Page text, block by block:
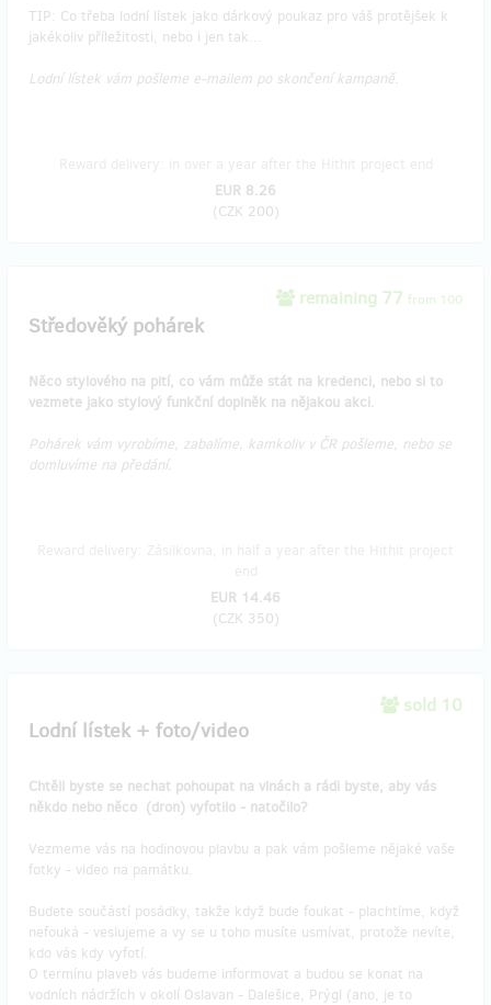
TIP: Co třeba lodní lístek jako dárkový poukaz pro váš protějšek k
jakékoliv příležitosti, nebo i jen tak...
Lodní lístek vám pošleme e-mailem po skončení kampaně.
EUR 8.26
(CZK 200)
remaining 77 from 100
Středověký pohárek
Něco stylového na pití, co vám může stát na kredenci, nebo si to
vezmete jako stylový funkční doplněk na nějakou akci.
Pohárek vám vyrobíme, zabalíme, kamkoliv v ČR pošleme, nebo se
domluvíme na předání.
EUR 14.46
(CZK 350)
sold 10
Lodní lístek + foto/video
Chtěli byste se nechat pohoupat na vlnách a rádi byste, aby vás
někdo nebo něco (dron) vyfotilo - natočilo?
Vezmeme vás na hodinovou plavbu a pak vám pošleme nějaké vaše
fotky - video na památku.
Budete součástí posádky, takže když bude foukat - plachtíme, když
nefouká - veslujeme a vy se u toho musíte usmívat, protože nevíte,
kdo vás kdy vyfotí.
O termínu plaveb vás budeme informovat a budou se konat na
vodních nádržích v okolí Oslavan - Dalešice, Prýgl (ano, je to